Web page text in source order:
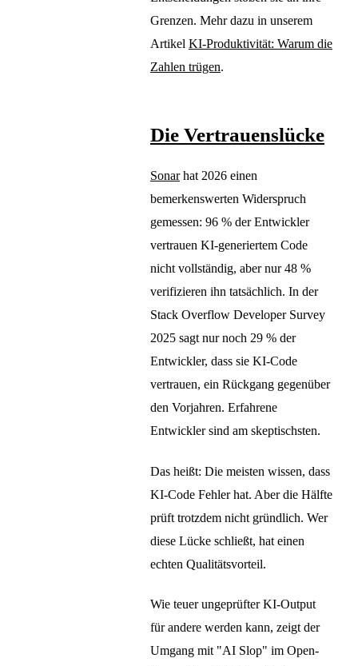
Grenzen. Mehr dazu in unserem
Artikel KI-Produktivität: Warum die
Zahlen trügen.
Die Vertrauenslücke
Sonarhat 2026 einen
bemerkenswerten Widerspruch
gemessen: 96 % der Entwickler
vertrauen KI-generiertem Code
nicht vollständig, aber nur 48 %
verifizieren ihn tatsächlich. In der
Stack Overflow Developer Survey
2025 sagt nur noch 29 % der
Entwickler, dass sie KI-Code
vertrauen, ein Rückgang gegenüber
den Vorjahren. Erfahrene
Entwickler sind am skeptischsten.
Das heißt: Die meisten wissen, dass
KI-Code Fehler hat. Aber die Hälfte
prüft trotzdem nicht gründlich. Wer
diese Lücke schließt, hat einen
echten Qualitätsvorteil.
Wie teuer ungeprüfter KI-Output
für andere werden kann, zeigt der
Umgang mit "AI Slop" im Open-